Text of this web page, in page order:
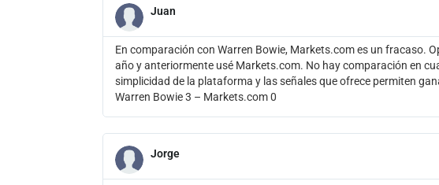
Juan
En comparación con Warren Bowie, Markets.com es un fracaso.
año y anteriormente usé Markets.com. No hay comparación en
simplicidad de la plataforma y las señales que ofrece permiten
Warren Bowie 3 – Markets.com 0
Jorge